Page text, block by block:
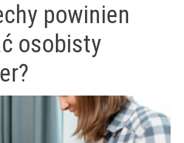
powinien
osobisty